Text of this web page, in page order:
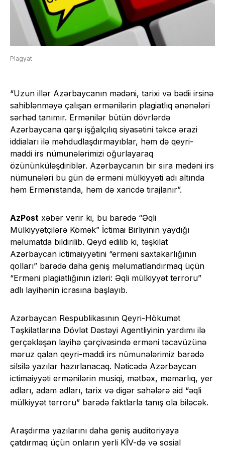
Plagyat
“Uzun illər Azərbaycanın mədəni, tarixi və bədii irsinə
sahiblənməyə çalışan ermənilərin plagiatlıq ənənələri
sərhəd tanımır. Ermənilər bütün dövrlərdə
Azərbaycana qarşı işğalçılıq siyasətini təkcə ərazi
iddiaları ilə məhdudlaşdırmayıblar, həm də qeyri-
maddi irs nümunələrimizi oğurlayaraq
özününküləşdiriblər. Azərbaycanın bir sıra mədəni irs
nümunələri bu gün də erməni mülkiyyəti adı altında
həm Ermənistanda, həm də xaricdə tirajlanır”.
AzPost xəbər verir ki, bu barədə “Əqli
Mülkiyyətçilərə Kömək” İctimai Birliyinin yaydığı
məlumatda bildirilib. Qeyd edilib ki, təşkilat
Azərbaycan ictimaiyyətini “erməni saxtakarlığının
qolları” barədə daha geniş məlumatlandırmaq üçün
“Erməni plagiatlığının izləri: Əqli mülkiyyət terroru”
adlı layihənin icrasına başlayıb.
Azərbaycan Respublikasının Qeyri-Hökumət
Təşkilatlarına Dövlət Dəstəyi Agentliyinin yardımı ilə
gerçəkləşən layihə çərçivəsində erməni təcavüzünə
məruz qalan qeyri-maddi irs nümunələrimiz barədə
silsilə yazılar hazırlanacaq. Nəticədə Azərbaycan
ictimaiyyəti ermənilərin musiqi, mətbəx, memarlıq, yer
adları, adam adları, tarix və digər sahələrə aid “əqli
mülkiyyət terroru” barədə faktlarla tanış ola biləcək.
Araşdırma yazılarını daha geniş auditoriyaya
çatdırmaq üçün onların yerli KİV-də və sosial